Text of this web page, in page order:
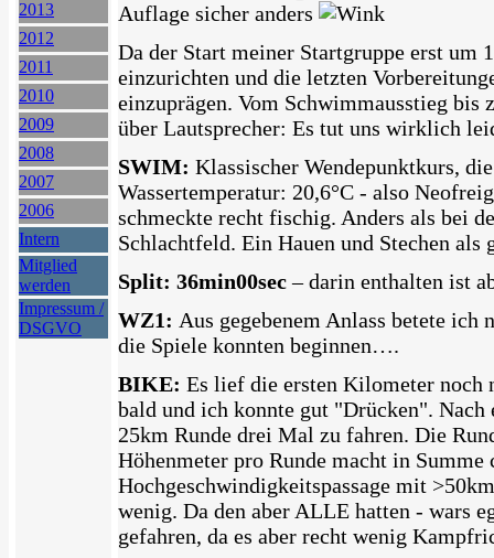
2013
2012
2011
2010
2009
2008
2007
2006
Intern
Mitglied
werden
Impressum /
DSGVO
Auflage sicher anders
Da der Start meiner Startgruppe erst
einzurichten und die letzten
einzuprägen. Vom Schwimmausstieg bis
über Lautsprecher: Es tut uns wirklich
SWIM: Klassischer Wendepunktkurs,
Wassertemperatur: 20,6°C - also
schmeckte recht fischig. Anders als bei
Schlachtfeld. Ein Hauen und Stechen als
Split: 36min00sec– darin enthalten ist
WZ1: Aus gegebenem Anlass betete
die Spiele konnten beginnen….
BIKE: Es lief die ersten Kilometer noch
bald und ich konnte gut "Drücken".
25km Runde drei Mal zu fahren. Die
Höhenmeter pro Runde macht in
Hochgeschwindigkeitspassage mit
wenig. Da den aber ALLE hatten - wars
gefahren, da es aber recht wenig